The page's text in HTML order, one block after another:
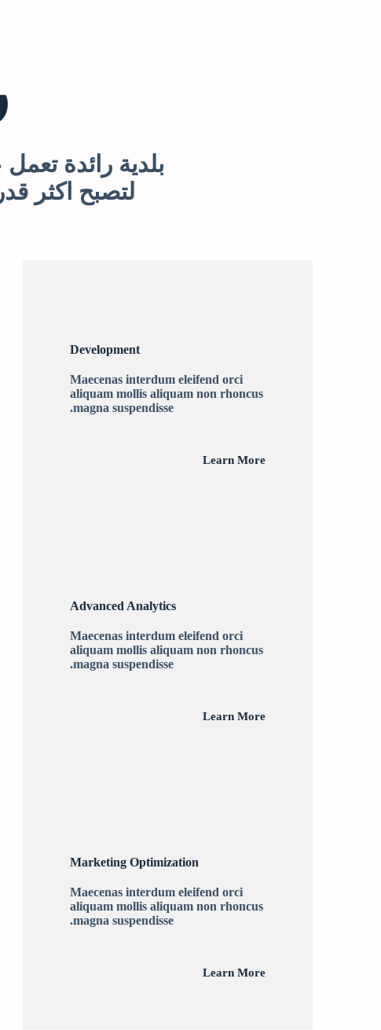
بلدية رائدة
لتصبح اكثر
Development
Maecenas interdum eleifend orci
aliquam mollis aliquam non rhoncus
magna suspendisse.
Learn More
Advanced Analytics
Maecenas interdum eleifend orci
aliquam mollis aliquam non rhoncus
magna suspendisse.
Learn More
Marketing Optimization
Maecenas interdum eleifend orci
aliquam mollis aliquam non rhoncus
magna suspendisse.
Learn More